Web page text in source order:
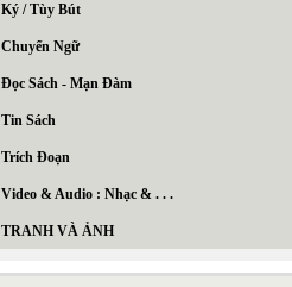
Ký / Tùy Bút
Chuyển Ngữ
Đọc Sách - Mạn Đàm
Tin Sách
Trích Đoạn
Video & Audio : Nhạc & . . .
TRANH VÀ ẢNH